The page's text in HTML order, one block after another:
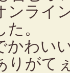
ンライ
。
かわい
りがて